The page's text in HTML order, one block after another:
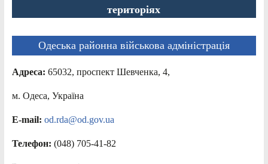
територіях
Одеська районна військова адміністрація
Адреса: 65032, проспект Шевченка, 4,
м. Одеса, Україна
E-mail: od.rda@od.gov.ua
Телефон: (048) 705-41-82